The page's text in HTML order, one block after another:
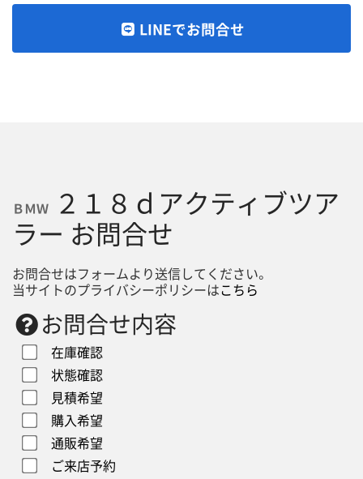
LINEでお問合せ
ＢＭＷ
２１８ｄアクティブツア
ラー お問合せ
お問合せはフォームより送信してください。
当サイトのプライバシーポリシーはこちら
お問合せ内容
在庫確認
状態確認
見積希望
購入希望
通販希望
ご来店予約